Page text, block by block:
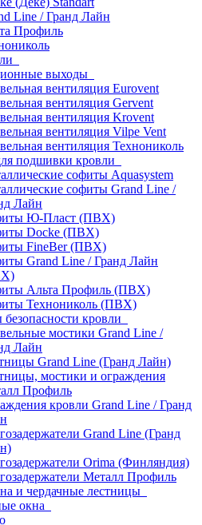
Line / Гранд Лайн
Профиль
выходы
вентиляция Eurovent
вентиляция Gervent
вентиляция Krovent
вентиляция Vilpe Vent
вентиляция Технониколь
подшивки кровли
софиты Aquasystem
софиты Grand Line /
Лайн
Ю-Пласт (ПВХ)
Docke (ПВХ)
FineBer (ПВХ)
Grand Line / Гранд Лайн
Альта Профиль (ПВХ)
Технониколь (ПВХ)
кровли
мостики Grand Line /
Лайн
Grand Line (Гранд Лайн)
мостики и ограждения
Профиль
кровли Grand Line / Гранд
Grand Line (Гранд
Orima (Финляндия)
Металл Профиль
и чердачные лестницы
окна